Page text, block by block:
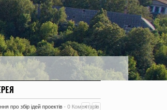
про збір ідей проектів - 0 Коментарів